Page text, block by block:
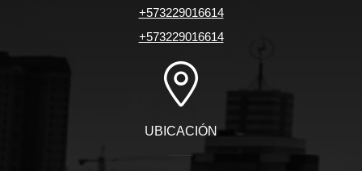
+573229016614
+573229016614
UBICACIÓN